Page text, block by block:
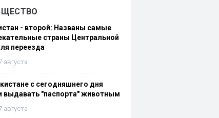
- второй: Названы самые
страны Центральной
переезда
августа
с сегодняшнего дня
выдавать "паспорта" животным
августа